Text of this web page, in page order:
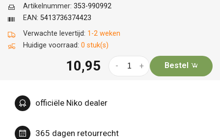
Verwachte levertijd: 1-2 weken
Huidige voorraad: 0 stuk(s)
Artikelnummer: 353-990992
EAN: 5413736374423
10,95 +
- Bestel
officiële Niko dealer
365 dagen retourrecht